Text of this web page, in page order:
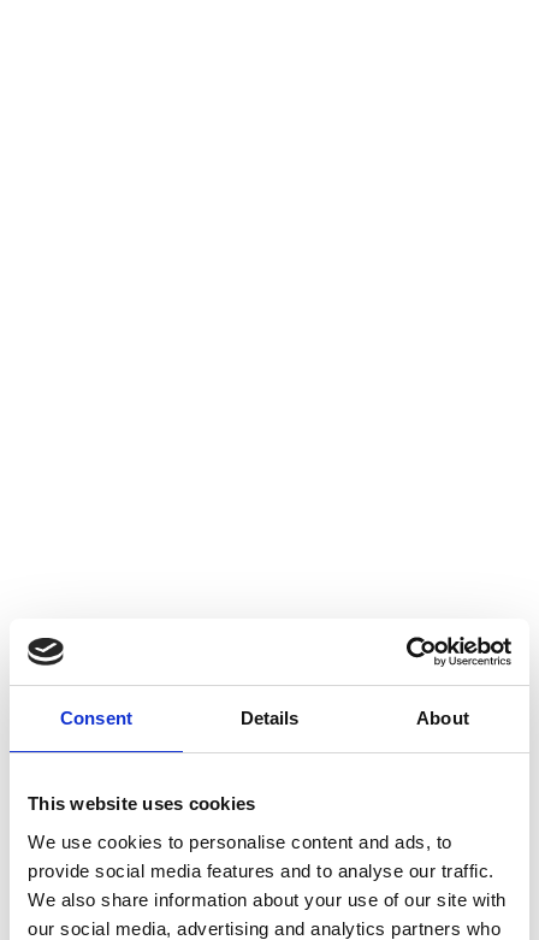
Consent Details About
This website uses cookies
We use cookies to personalise content and ads, to
provide social media features and to analyse our traffic.
We also share information about your use of our site with
our social media, advertising and analytics partners who